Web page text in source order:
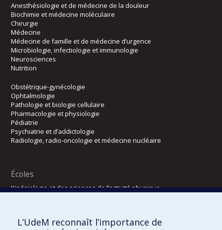
Anesthésiologie et de médecine de la douleur
Biochimie et médecine moléculaire
Chirurgie
Médecine
Médecine de famille et de médecine d’urgence
Microbiologie, infectiologie et immunologie
Neurosciences
Nutrition
Obstétrique-gynécologie
Ophtalmologie
Pathologie et biologie cellulaire
Pharmacologie et physiologie
Pédiatrie
Psychiatrie et d’addictologie
Radiologie, radio-oncologie et médecine nucléaire
Écoles
Kinésiologie et des sciences de l’activité physique
L’UdeM reconnaît l’importance de